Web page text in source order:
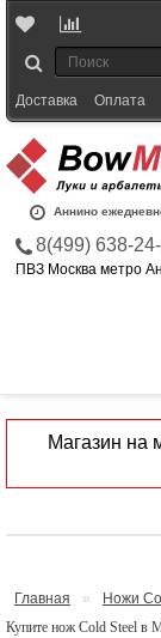
Доставка Оплата
Аннино
8(499) 638-
ПВЗ Москва метро
Магазин на
Главная »
Ножи
Купите нож Cold Steel в